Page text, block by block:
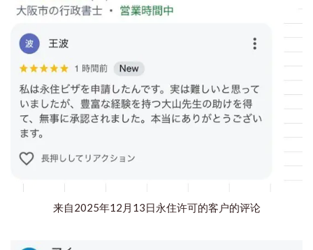
来自2025年12月13日永住许可的客户的评论